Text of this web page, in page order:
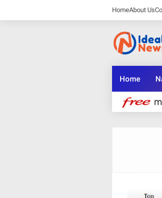
HomeAbout Us
Home